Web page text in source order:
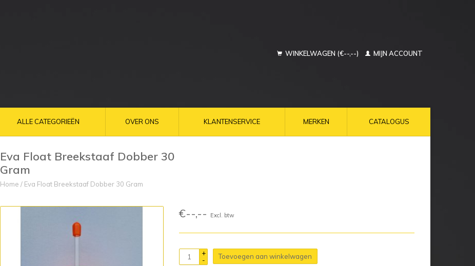
WINKELWAGEN (€--,--) MIJN ACCOUNT
ALLE CATEGORIEËN OVER ONS KLANTENSERVICE MERKEN CATALOGUS
Eva Float Breekstaaf Dobber 30
Gram
Home / Eva Float Breekstaaf Dobber 30 Gram
€--,-- Excl. btw
+
-
Toevoegen aan winkelwagen